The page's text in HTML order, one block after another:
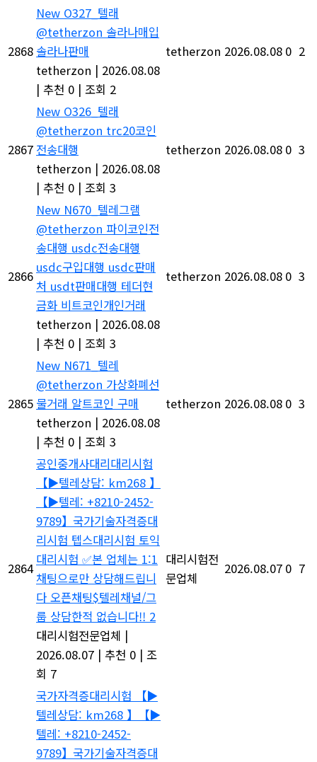
2868
New O327_텔래
@tetherzon 솔라나매입
솔라나판매
tetherzon | 2026.08.08
| 추천 0 | 조회 2
tetherzon 2026.08.08 0 2
2867
New O326_텔래
@tetherzon trc20코인
전송대행
tetherzon | 2026.08.08
| 추천 0 | 조회 3
tetherzon 2026.08.08 0 3
2866
New N670_텔레그램
@tetherzon 파이코인전
송대행 usdc전송대행
usdc구입대행 usdc판매
처 usdt판매대행 테더현
금화 비트코인개인거래
tetherzon | 2026.08.08
| 추천 0 | 조회 3
tetherzon 2026.08.08 0 3
2865
New N671_텔레
@tetherzon 가상화폐선
물거래 알트코인 구매
tetherzon | 2026.08.08
| 추천 0 | 조회 3
tetherzon 2026.08.08 0 3
2864
공인중개사대리대리시험
【▶텔레상담: km268 】
【▶텔레: +8210-2452-
9789】국가기술자격증대
리시험 텝스대리시험 토익
대리시험 ✅본 업체는 1:1
채팅으로만 상담해드립니
다 오픈채팅$텔레채널/그
룹 상담한적 없습니다!! 2
대리시험전문업체 |
2026.08.07 | 추천 0 | 조
회 7
대리시험전
문업체
2026.08.07 0 7
국가자격증대리시험 【▶
텔레상담: km268 】【▶
텔레: +8210-2452-
9789】국가기술자격증대